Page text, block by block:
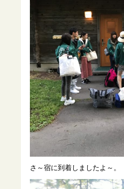
さ～宿に到着しましたよ～。